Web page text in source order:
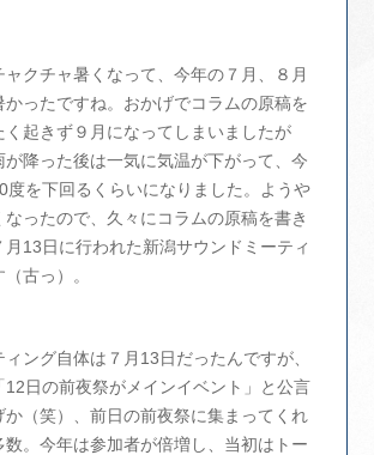
クチャ暑くなって、今年の７月、８月
かったですね。おかげでコラムの原稿を
く起きず９月になってしまいましたが
が降った後は一気に気温が下がって、今
度を下回るくらいになりました。ようや
なったので、久々にコラムの原稿を書き
月13日に行われた新潟サウンドミーティ
古っ）。
ング自体は７月13日だったんですが、
12日の前夜祭がメインイベント」と公言
か（笑）、前日の前夜祭に集まってくれ
数。今年は参加者が倍増し、当初はトー